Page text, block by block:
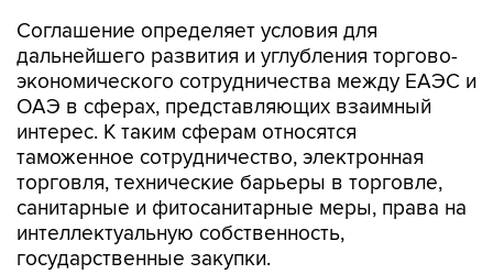
Соглашение определяет условия для
дальнейшего развития и углубления торгово-
экономического сотрудничества между ЕАЭС и
ОАЭ в сферах, представляющих взаимный
интерес. К таким сферам относятся
таможенное сотрудничество, электронная
торговля, технические барьеры в торговле,
санитарные и фитосанитарные меры, права на
интеллектуальную собственность,
государственные закупки.